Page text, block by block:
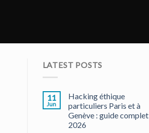
LATEST POSTS
11
Jun
Hacking éthique
particuliers Paris et à
Genève : guide complet
2026